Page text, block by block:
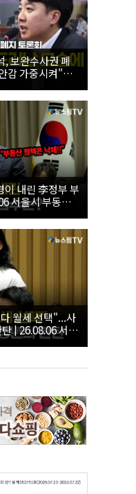
보완수사권 폐
감 가중시켜"｜
폐지 토론회
내린 李정부 부
서울시 부동산
월세 선택"...사
| 26.08.06 서울